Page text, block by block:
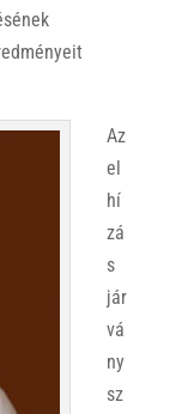
Az
el
hí
zá
s
jár
vá
ny
sz